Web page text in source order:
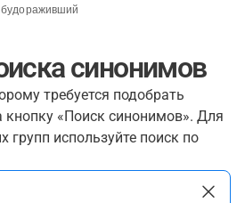
будораживший
синонимов
требуется подобрать
кнопку «Поиск синонимов». Для
групп используйте поиск по